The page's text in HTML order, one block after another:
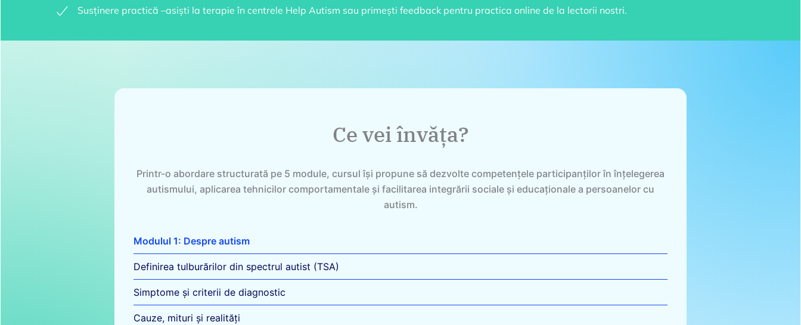
Susținere practică –asiști la terapie în centrele Help Autism sau primești feedback pentru practica online de la lectorii nostri.
Ce vei învăța?
Printr-o abordare structurată pe 5 module, cursul își propune să dezvolte competențele participanților în înțelegerea
autismului, aplicarea tehnicilor comportamentale și facilitarea integrării sociale și educaționale a persoanelor cu
autism.
Modulul 1: Despre autism
Definirea tulburărilor din spectrul autist (TSA)
Simptome și criterii de diagnostic
Cauze, mituri și realități